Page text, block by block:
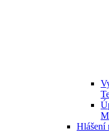
Hlášení